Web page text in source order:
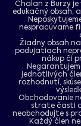
Chalan z Burzy
edukačný obsah,
nespracúvame
Žiadny obsah
podujatiach
nákup či
jednotlivých
rozhodnutí,
Obchodovanie
strate časti
neobchodujte s
Každý člen